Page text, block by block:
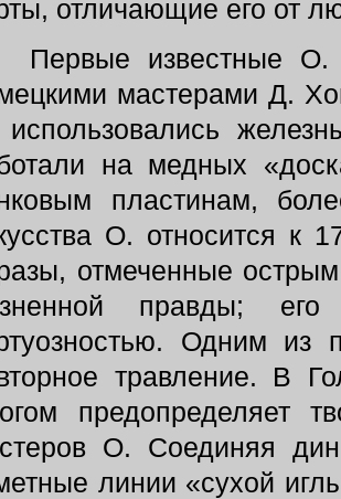
отличающие его от
Первые известные О.
мастерами Д.
на медных
пластинам,
О. относится к
отмеченные
правды; его
Одним из
травление. В
предопределяет
О. Соединяя
линии «сухой